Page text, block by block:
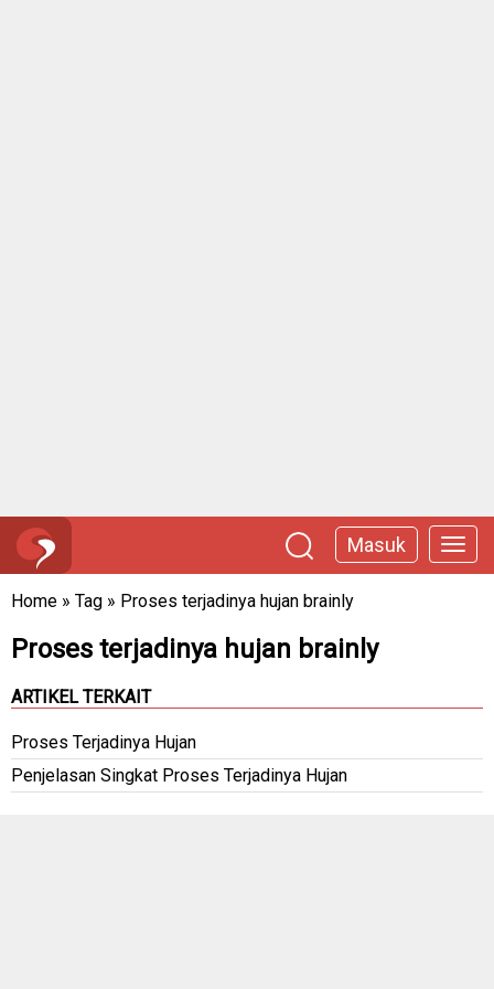
Masuk
Home » Tag » Proses terjadinya hujan brainly
Proses terjadinya hujan brainly
ARTIKEL TERKAIT
Proses Terjadinya Hujan
Penjelasan Singkat Proses Terjadinya Hujan